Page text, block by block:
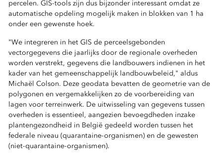
percelen. GIS-tools zijn dus bijzonder interessant omdat ze
automatische opdeling mogelijk maken in blokken van 1 ha
onder een gewenste hoek.
"We integreren in het GIS de perceelsgebonden
vectorgegevens die jaarlijks door de regionale overheden
worden verstrekt, gegevens die landbouwers indienen in het
kader van het gemeenschappelijk landbouwbeleid," aldus
Michaël Colson. Deze geodata bevatten de geometrie van de
polygonen en vergemakkelijken zo de voorbereiding van
lagen voor terreinwerk. De uitwisseling van gegevens tussen
overheden is essentieel, aangezien bevoegdheden inzake
plantengezondheid in België gedeeld worden tussen het
federale niveau (quarantaine-organismen) en de gewesten
(niet-quarantaine-organismen).